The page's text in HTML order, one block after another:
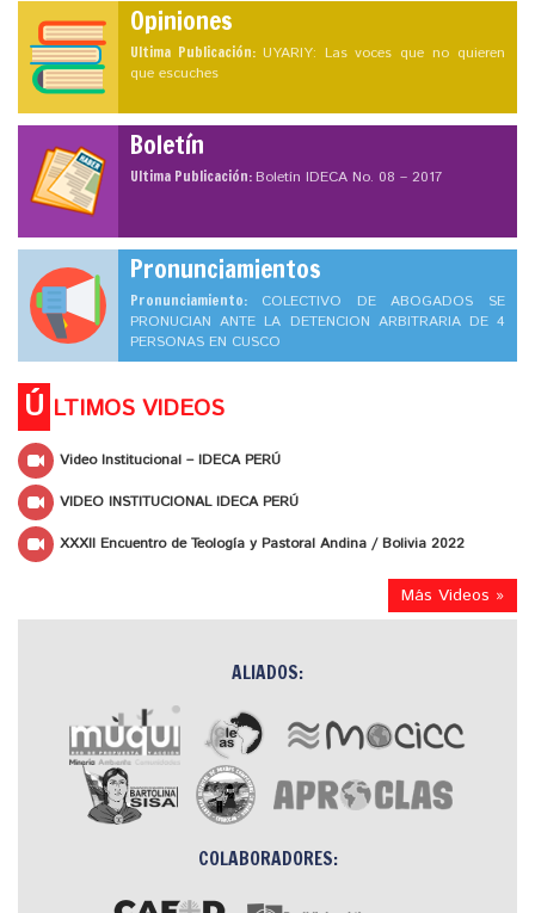
Opiniones
Ultima Publicación: UYARIY: Las voces que no quieren
que escuches
Boletín
Ultima Publicación:Boletín IDECA No. 08 – 2017
Pronunciamientos
Pronunciamiento: COLECTIVO DE ABOGADOS SE
PRONUCIAN ANTE LA DETENCION ARBITRARIA DE 4
PERSONAS EN CUSCO
Ú LTIMOS VIDEOS
Video Institucional – IDECA PERÚ
VIDEO INSTITUCIONAL IDECA PERÚ
XXXII Encuentro de Teología y Pastoral Andina / Bolivia 2022
Más Videos »
ALIADOS:
COLABORADORES: